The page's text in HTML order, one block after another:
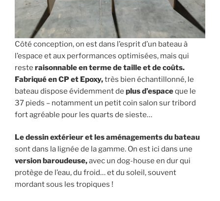
Côté conception, on est dans l’esprit d’un bateau à
l’espace et aux performances optimisées, mais qui
reste raisonnable en terme de taille et de coûts.
Fabriqué en CP et Epoxy,très bien échantillonné, le
bateau dispose évidemment de plus d’espaceque le
37 pieds – notamment un petit coin salon sur tribord
fort agréable pour les quarts de sieste…
Le dessin extérieur et les aménagements du bateau
sont dans la lignée de la gamme. On est ici dans une
version baroudeuse,avec un dog-house en dur qui
protège de l’eau, du froid… et du soleil, souvent
mordant sous les tropiques !